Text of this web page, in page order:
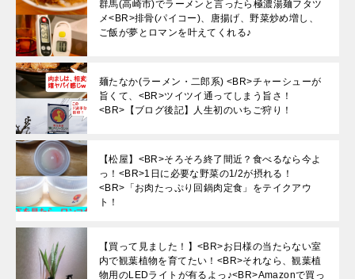
群馬(高崎市)でラーメンと言ったら極濃湯麺フタツ
メ<BR>排骨(パイコー)、唐揚げ、野菜炒め増し、
ご飯が夢とロマンを叶えてくれる♪
麺たなか(ラーメン・二郎系) <BR>チャーシューが
旨くて、<BR>ツイツイ通ってしまう旨さ！
<BR>【ブログ後記】人生初のいちご狩り！
【松屋】<BR>そろそろ終了間近？食べるなら今よ
っ！<BR>1日に必要な野菜の1/2が摂れる！
<BR>「お肉たっぷり回鍋肉定食」をテイクアウ
ト！
【買って見ました！】<BR>お日様の当たらない室
内で観葉植物を育てたい！<BR>それなら、観葉植
物用のLEDライトが有るよっ♪<BR>Amazonで買っ